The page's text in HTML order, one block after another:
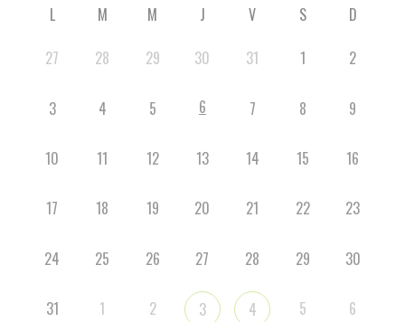
L M M J V S
D
27
28 29 30 31 1 2
3 4 5 6 7 8 9
10 11 12 13 14 15 16
17 18 19 20 21 22 23
24 25 26 27 28 29 30
31 1 2 3 4 5 6